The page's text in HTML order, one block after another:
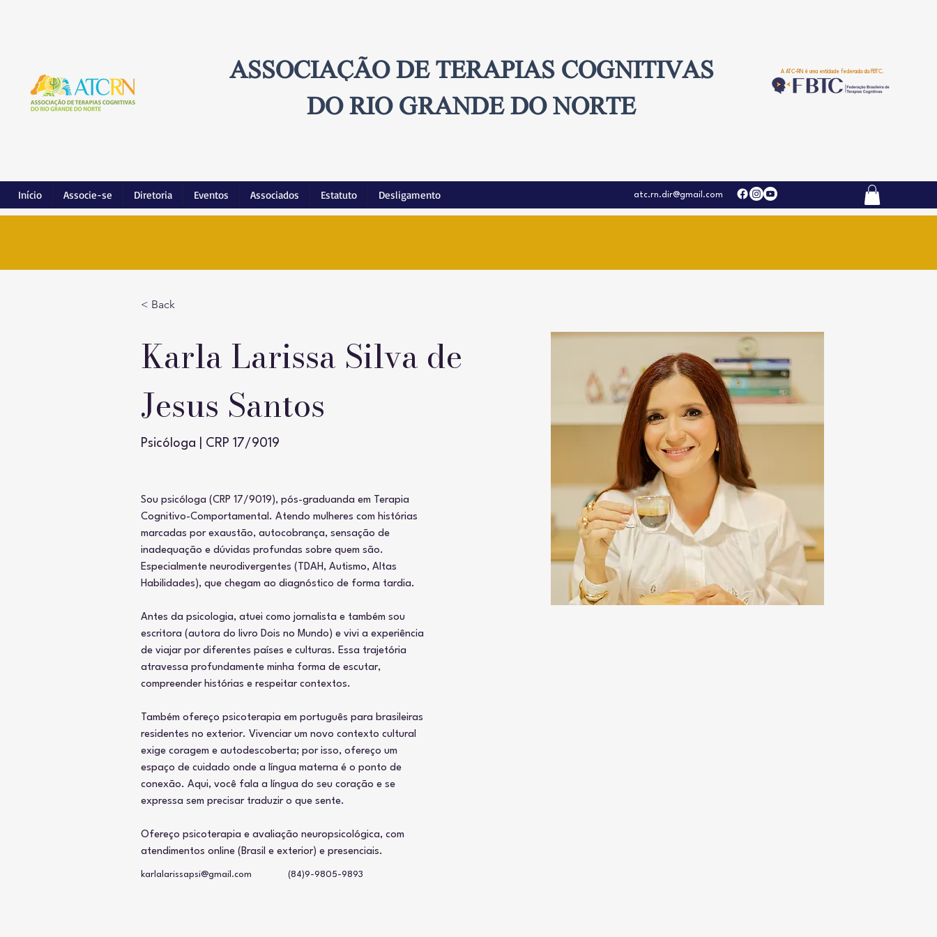
ASSOCIAÇÃO DE TERAPIAS COGNITIVAS
DO RIO GRANDE DO NORTE
A ATC-RN é uma entidade federada da FBTC.
Início Associe-se Diretoria Eventos Associados Estatuto Desligamento atc.rn.dir@gmail.com
< Back
Karla Larissa Silva de
Jesus Santos
Psicóloga | CRP 17/9019
Sou psicóloga (CRP 17/9019), pós-graduanda em Terapia
Cognitivo-Comportamental. Atendo mulheres com histórias
marcadas por exaustão, autocobrança, sensação de
inadequação e dúvidas profundas sobre quem são.
Especialmente neurodivergentes (TDAH, Autismo, Altas
Habilidades), que chegam ao diagnóstico de forma tardia.
Antes da psicologia, atuei como jornalista e também sou
escritora (autora do livro Dois no Mundo) e vivi a experiência
de viajar por diferentes países e culturas. Essa trajetória
atravessa profundamente minha forma de escutar,
compreender histórias e respeitar contextos.
Também ofereço psicoterapia em português para brasileiras
residentes no exterior. Vivenciar um novo contexto cultural
exige coragem e autodescoberta; por isso, ofereço um
espaço de cuidado onde a língua materna é o ponto de
conexão. Aqui, você fala a língua do seu coração e se
expressa sem precisar traduzir o que sente.
Ofereço psicoterapia e avaliação neuropsicológica, com
atendimentos online (Brasil e exterior) e presenciais.
karlalarissapsi@gmail.com (84)9-9805-9893